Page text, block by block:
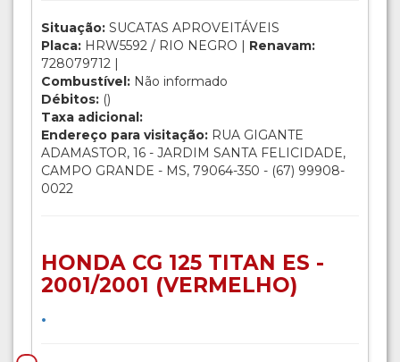
Situação: SUCATAS APROVEITÁVEIS
Placa: HRW5592 / RIO NEGRO | Renavam:
728079712 |
Combustível: Não informado
Débitos: ()
Taxa adicional:
Endereço para visitação: RUA GIGANTE
ADAMASTOR, 16 - JARDIM SANTA FELICIDADE,
CAMPO GRANDE - MS, 79064-350 - (67) 99908-
0022
HONDA CG 125 TITAN ES -
2001/2001 (VERMELHO)
.